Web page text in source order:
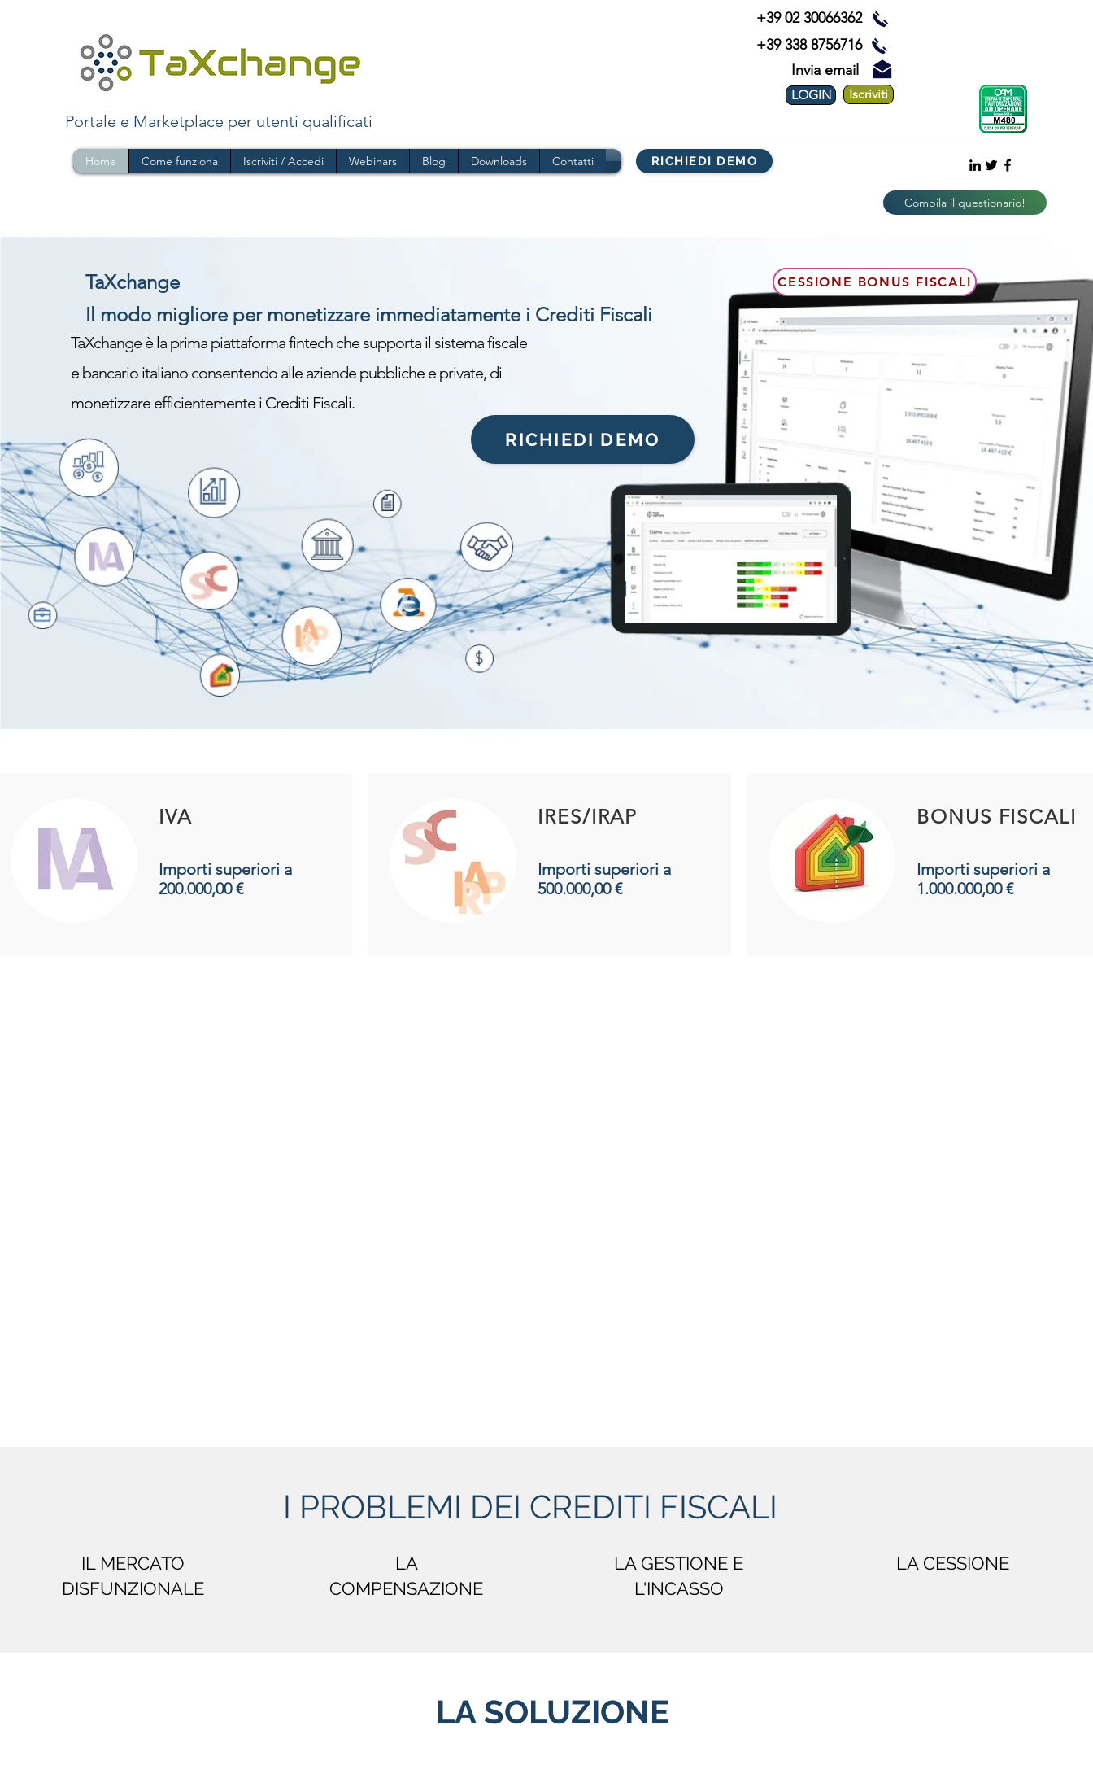
Portale e Marketplace per utenti qualificati
+39 02 30066362
Invia email
+39 338 8756716
LOGIN Iscriviti
Compila il questionario!
Home Come funziona Iscriviti / Accedi Webinars Blog Downloads Contatti RICHIEDI DEMO
TaXchange
Il modo migliore per monetizzare immediatamente i Crediti Fiscali
CESSIONE BONUS FISCALI
RICHIEDI DEMO
TaXchange è la prima piattaforma fintech che supporta il sistema fiscale
e bancario italiano consentendo alle aziende pubbliche e private, di
monetizzare efficientemente i Crediti Fiscali.
IVA
Importi superiori a
200.000,00 €
IRES/IRAP
Importi superiori a
500.000,00 €
BONUS FISCALI
Importi superiori a
1.000.000,00 €
I PROBLEMI DEI CREDITI FISCALI
LA SOLUZIONE
IL MERCATO
DISFUNZIONALE
LA
COMPENSAZIONE
LA GESTIONE E
L'INCASSO
LA CESSIONE